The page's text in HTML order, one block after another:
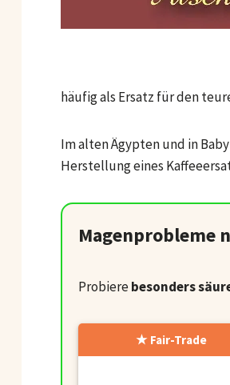
häufig als Ersatz für den
Im alten Ägypten und in
Herstellung eines
Magenprobleme
Probierebesonders
Fair-Trade